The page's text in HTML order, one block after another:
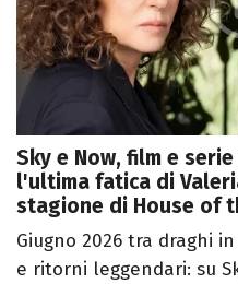
Sky e Now, film e
l'ultima fatica di
stagione di House of
Giugno 2026 tra draghi
e ritorni leggendari: su